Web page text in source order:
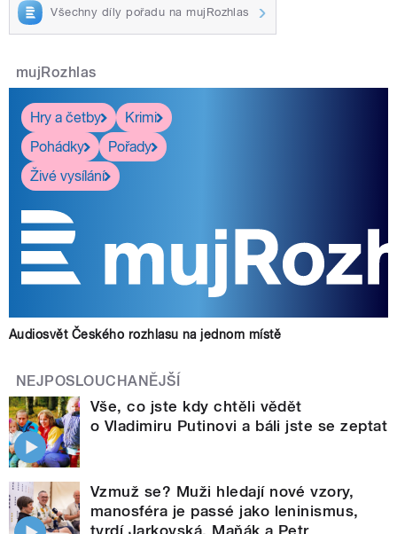
Všechny díly pořadu na mujRozhlas
mujRozhlas
Hry a četby
Krimi
Pohádky
Pořady
Živé vysílání
Audiosvět Českého rozhlasu na jednom místě
NEJPOSLOUCHANĚJŠÍ
Vše, co jste kdy chtěli vědět
o Vladimiru Putinovi a báli jste se zeptat
Vzmuž se? Muži hledají nové vzory,
manosféra je passé jako leninismus,